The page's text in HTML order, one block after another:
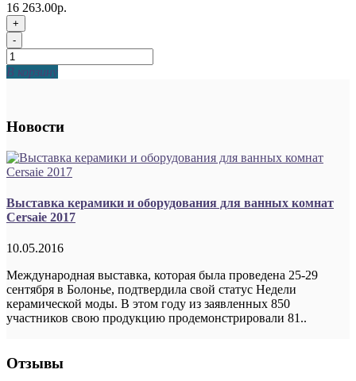
16 263.00р.
+
-
В корзину
Новости
Выставка керамики и оборудования для ванных комнат
Cersaie 2017
10.05.2016
Международная выставка, которая была проведена 25-29
сентября в Болонье, подтвердила свой статус Недели
керамической моды. В этом году из заявленных 850
участников свою продукцию продемонстрировали 81..
Отзывы